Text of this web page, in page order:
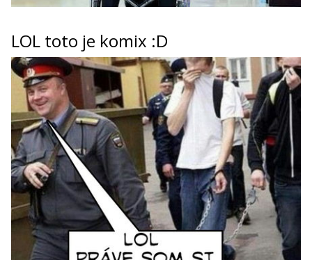
LOL toto je komix :D